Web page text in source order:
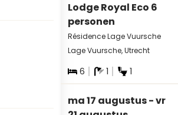
Lodge Royal Eco 6
personen
Résidence Lage Vuursche
Lage Vuursche, Utrecht
6 1 1
ma 17 augustus - vr